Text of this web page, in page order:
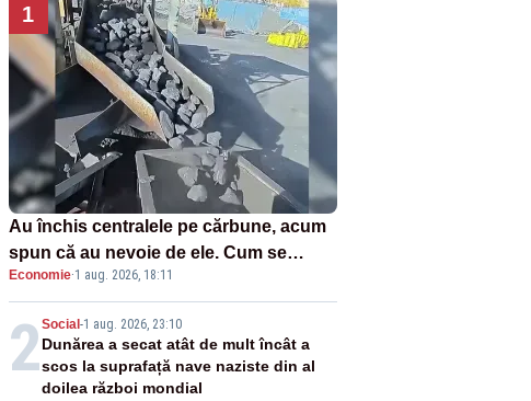
1
Au închis centralele pe cărbune, acum
spun că au nevoie de ele. Cum se
pasează vina în plină criză energetică
Economie·1 aug. 2026, 18:11
2Social -1 aug. 2026, 23:10
Dunărea a secat atât de mult încât a
scos la suprafață nave naziste din al
doilea război mondial